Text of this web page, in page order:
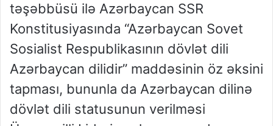
təşəbbüsü ilə Azərbaycan SSR
Konstitusiyasında “Azərbaycan Sovet
Sosialist Respublikasının dövlət dili
Azərbaycan dilidir” maddəsinin öz əksini
tapması, bununla da Azərbaycan dilinə
dövlət dili statusunun verilməsi